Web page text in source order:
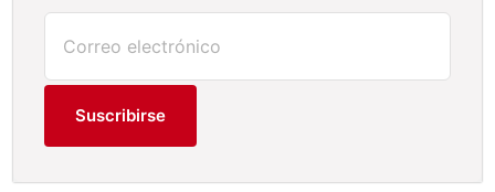
Suscribirse